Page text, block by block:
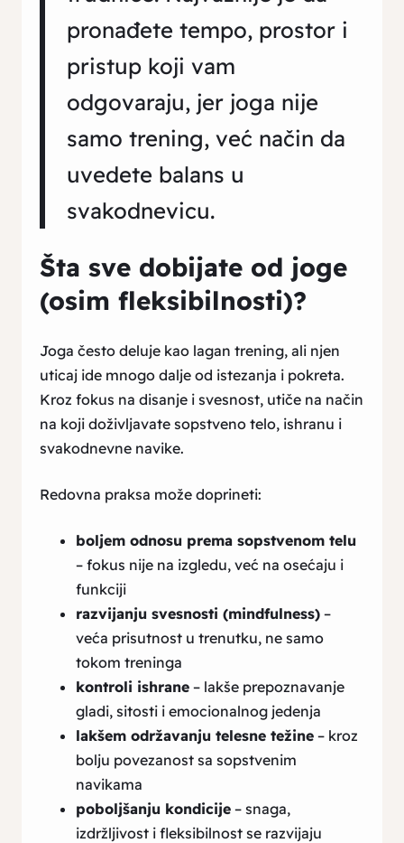
pronađete tempo, prostor i
pristup koji vam
odgovaraju, jer joga nije
samo trening, već način da
uvedete balans u
svakodnevicu.
Šta sve dobijate od joge
(osim fleksibilnosti)?
Joga često deluje kao lagan trening, ali njen
uticaj ide mnogo dalje od istezanja i pokreta.
Kroz fokus na disanje i svesnost, utiče na način
na koji doživljavate sopstveno telo, ishranu i
svakodnevne navike.
Redovna praksa može doprineti:
boljem odnosu prema sopstvenom telu
– fokus nije na izgledu, već na osećaju i
funkciji
razvijanju svesnosti (mindfulness) –
veća prisutnost u trenutku, ne samo
tokom treninga
kontroli ishrane – lakše prepoznavanje
gladi, sitosti i emocionalnog jedenja
lakšem održavanju telesne težine – kroz
bolju povezanost sa sopstvenim
navikama
poboljšanju kondicije – snaga,
izdržljivost i fleksibilnost se razvijaju